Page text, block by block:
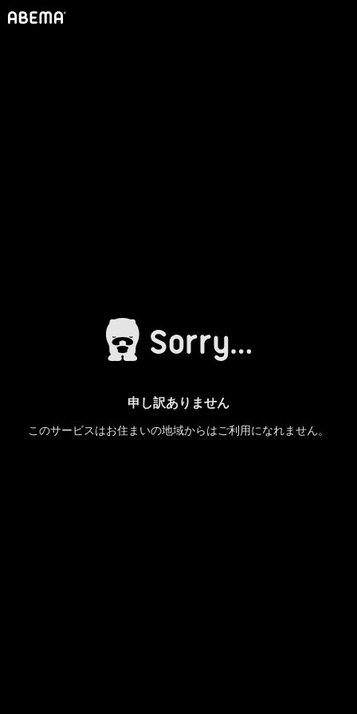
申し訳ありません
このサービスはお住まいの地域からはご利用になれません。